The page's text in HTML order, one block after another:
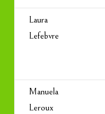
Laura
Lefebvre
Manuela
Leroux